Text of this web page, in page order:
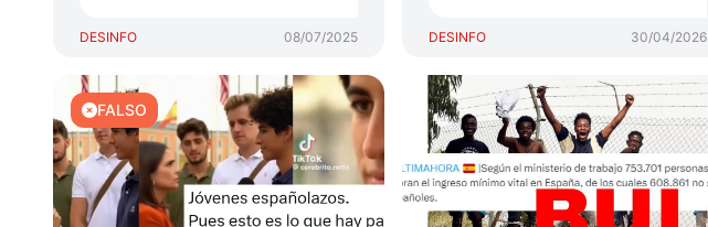
DESINFO 08/07/2025 DESINFO 30/04/2026
FALSO